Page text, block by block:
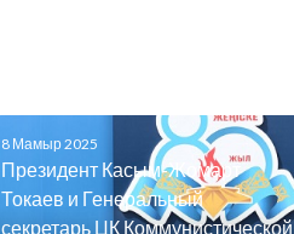
8 Мамыр 2025
Президент Касым-Жомарт
Токаев и Генеральный
секретарь ЦК Коммунистической